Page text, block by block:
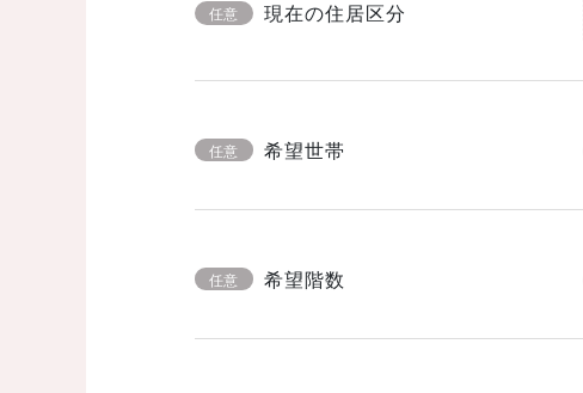
任意 現在の住居区分
任意 希望世帯
任意 希望階数